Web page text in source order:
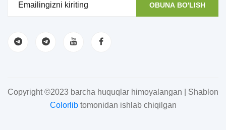
OBUNA BO'LISH
Copyright ©2023 barcha huquqlar himoyalangan | Shablon
Colorlibtomonidan ishlab chiqilgan